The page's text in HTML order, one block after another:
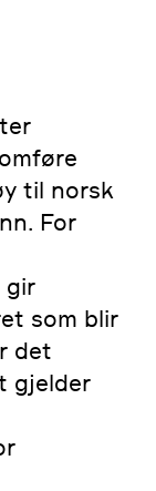
til norsk
For
gir
som blir
det
gjelder